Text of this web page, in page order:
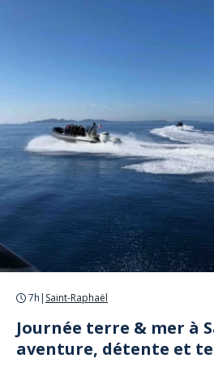
7h | Saint-Raphaël
Journée terre & mer à
aventure, détente et